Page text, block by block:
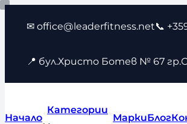
Към
съдържанието
✉ office@leaderfitness.net📞
📍 бул.Христо Ботев № 67
Начало
Категории
МаркиБлог